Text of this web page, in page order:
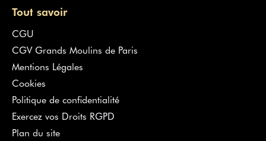
Tout savoir
CGU
CGV Grands Moulins de Paris
Mentions Légales
Cookies
Politique de confidentialité
Exercez vos Droits RGPD
Plan du site